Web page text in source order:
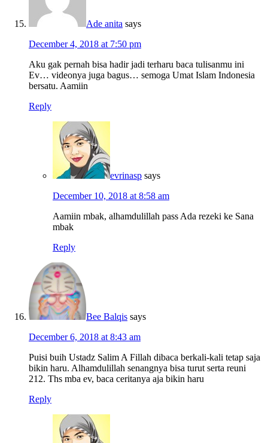
Ade anita says
December 4, 2018 at 7:50 pm
Aku gak pernah bisa hadir jadi terharu baca tulisanmu ini
Ev… videonya juga bagus… semoga Umat Islam Indonesia
bersatu. Aamiin
Reply
evrinasp says
December 10, 2018 at 8:58 am
Aamiin mbak, alhamdulillah pass Ada rezeki ke Sana
mbak
Reply
Bee Balqis says
December 6, 2018 at 8:43 am
Puisi buih Ustadz Salim A Fillah dibaca berkali-kali tetap saja
bikin haru. Alhamdulillah senangnya bisa turut serta reuni
212. Ths mba ev, baca ceritanya aja bikin haru
Reply